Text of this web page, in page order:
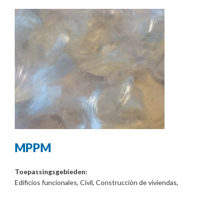
MPPM
Toepassingsgebieden:
Edificios funcionales, Civil, Construcción de viviendas,